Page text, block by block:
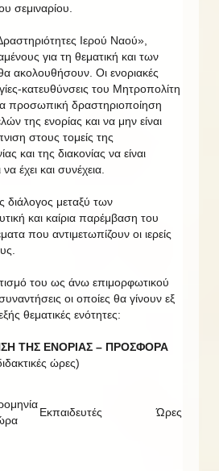
σεμιναρίου.
Ιερού Ναού»,
για τη θεματική και των
ακολουθήσουν. Οι ενοριακές
κατευθύνσεις του Μητροπολίτη
προσωπική δραστηριοποίηση
της ενορίας και να μην είναι
στους τομείς της
και της διακονίας να είναι
έχει και συνέχεια.
διάλογος μεταξύ των
και καίρια παρέμβαση του
που αντιμετωπίζουν οι ιερείς
του ως άνω επιμορφωτικού
οι οποίες θα γίνουν εξ
θεματικές ενότητες:
ΤΗΣ ΕΝΟΡΙΑΣ – ΠΡΟΣΦΟΡΑ
ώρες)
Εκπαιδευτές Ώρες